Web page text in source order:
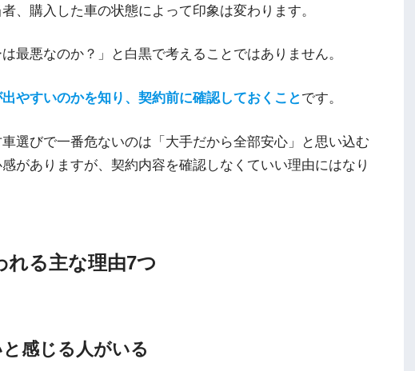
、購入した車の状態によって印象は変わります。
最悪なのか？」と白黒で考えることではありません。
やすいのかを知り、契約前に確認しておくことです。
選びで一番危ないのは「大手だから全部安心」と思い込む
がありますが、契約内容を確認しなくていい理由にはなり
れる主な理由7つ
感じる人がいる